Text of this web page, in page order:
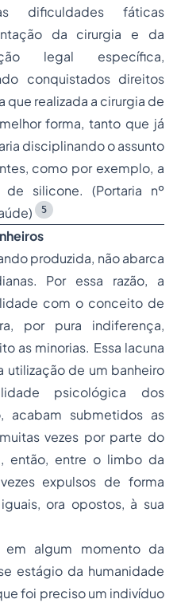
dificuldades fáticas
da cirurgia e da
legal específica,
conquistados direitos
que realizada a cirurgia de
forma, tanto que já
disciplinando o assunto
como por exemplo, a
silicone. (Portaria nº
5
produzida, não abarca
Por essa razão, a
com o conceito de
por pura indiferença,
as minorias. Essa lacuna
utilização de um banheiro
psicológica dos
acabam submetidos as
vezes por parte do
então, entre o limbo da
expulsos de forma
ora opostos, à sua
algum momento da
estágio da humanidade
foi preciso um indivíduo